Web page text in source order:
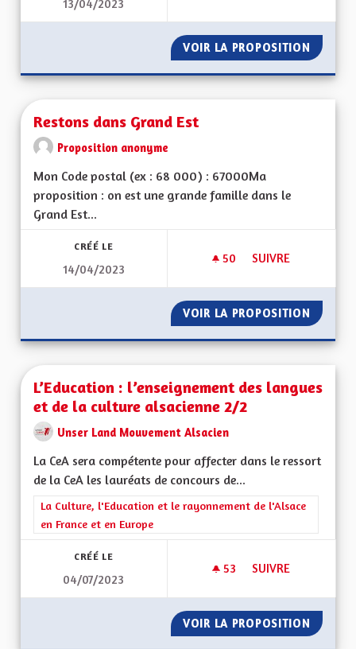
13/04/2023
VOIR LA PROPOSITION
Restons dans Grand Est
Proposition anonyme
Mon Code postal (ex : 68 000) : 67000Ma
proposition : on est une grande famille dans le
Grand Est...
CRÉÉ LE
14/04/2023
50 50 ABONNÉS
SUIVRE
VOIR LA PROPOSITION
L’Education : l’enseignement des langues
et de la culture alsacienne 2/2
Unser Land Mouvement Alsacien
La CeA sera compétente pour affecter dans le ressort
de la CeA les lauréats de concours de...
Filtrer les résultats de la catégorie : La Culture, l'Education et
La Culture, l'Education et le rayonnement de l'Alsace
en France et en Europe
CRÉÉ LE
04/07/2023
53 53 ABONNÉS
SUIVRE
VOIR LA PROPOSITION